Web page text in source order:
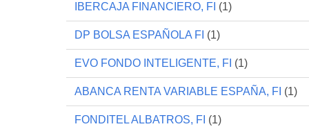
IBERCAJA FINANCIERO, FI (1)
DP BOLSA ESPAÑOLA FI (1)
EVO FONDO INTELIGENTE, FI (1)
ABANCA RENTA VARIABLE ESPAÑA, FI (1)
FONDITEL ALBATROS, FI (1)